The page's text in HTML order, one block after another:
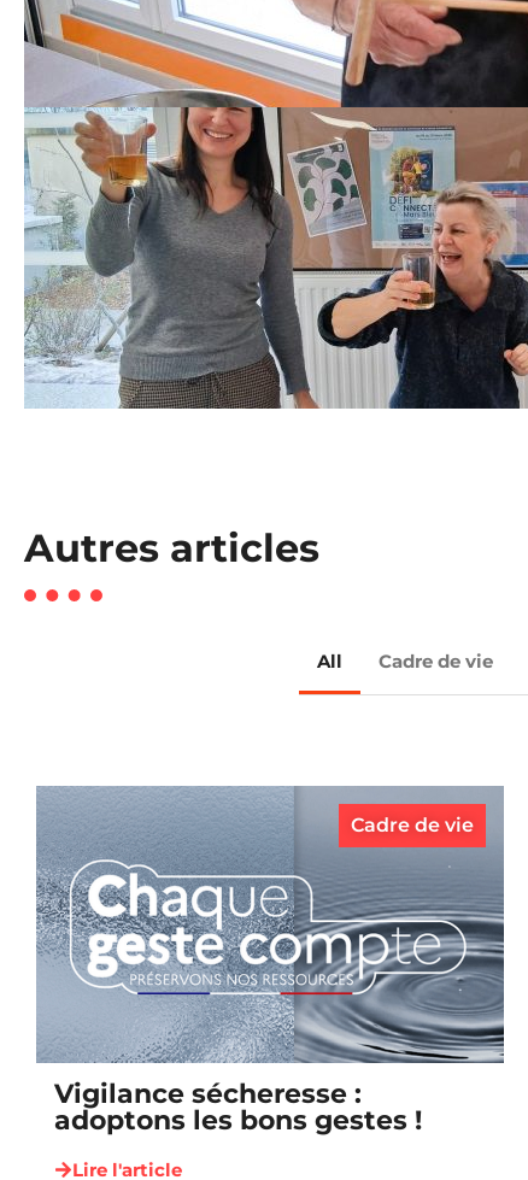
Autres articles
All Cadre de vie
Cadre de vie
Vigilance sécheresse :
adoptons les bons gestes !
Lire l'article